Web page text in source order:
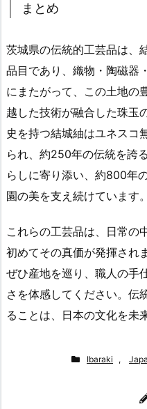
まとめ
茨城県の伝統的工芸品は、
品目であり、織物・陶磁器
にまたがって、この土地の
越した技術が融合した珠玉
史を持つ結城紬はユネスコ
られ、約250年の伝統を誇
らしに寄り添い、約800年
園の美を支え続けています。
これらの工芸品は、日常の
初めてその真価が発揮され
ぜひ産地を巡り、職人の手
さを体感してください。伝
ることは、日本の文化を未
Ibaraki ,